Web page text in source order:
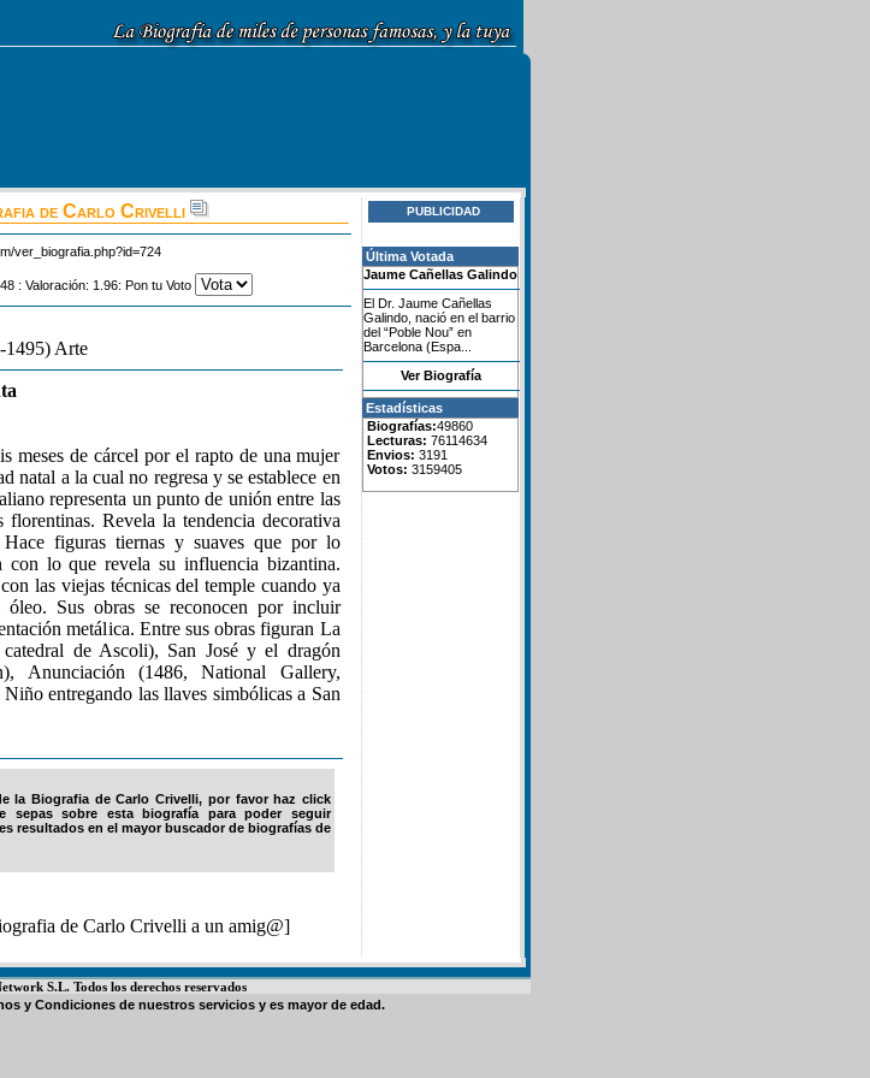
de Carlo Crivelli
ver_biografia.php?id=724
: Valoración: 1.96: Pon tu Voto
Arte
meses de cárcel por el rapto de una mujer
natal a la cual no regresa y se establece en
representa un punto de unión entre las
florentinas. Revela la tendencia decorativa
figuras tiernas y suaves que por lo
con lo que revela su influencia bizantina.
las viejas técnicas del temple cuando ya
Sus obras se reconocen por incluir
metálica. Entre sus obras figuran La
de Ascoli), San José y el dragón
Anunciación (1486, National Gallery,
entregando las llaves simbólicas a San
la Biografia de Carlo Crivelli, por favor haz click
sepas sobre esta biografía para poder seguir
resultados en el mayor buscador de biografías de
de Carlo Crivelli a un amig@]
PUBLICIDAD
Última Votada
Jaume Cañellas Galindo
El Dr. Jaume Cañellas
Galindo, nació en el barrio
del “Poble Nou” en
Barcelona (Espa...
Ver Biografía
Estadísticas
Biografías:49860
Lecturas: 76114634
Envios: 3191
Votos: 3159405
S.L. Todos los derechos reservados
y Condiciones de nuestros servicios y es mayor de edad.